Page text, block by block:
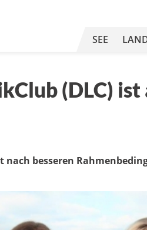
SEE
(DLC)
nach besseren